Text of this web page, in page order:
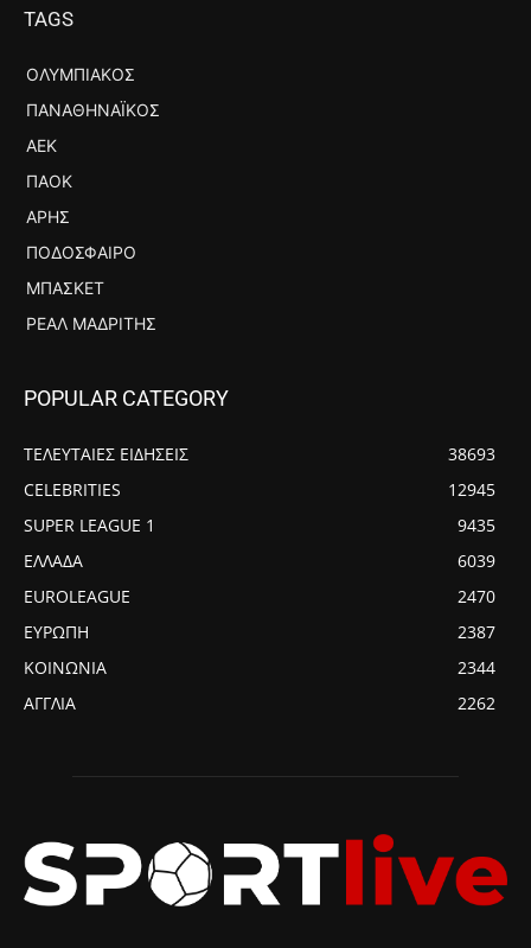
TAGS
ΟΛΥΜΠΙΑΚΌΣ
ΠΑΝΑΘΗΝΑΪΚΌΣ
ΑΕΚ
ΠΑΟΚ
ΆΡΗΣ
ΠΟΔΌΣΦΑΙΡΟ
ΜΠΆΣΚΕΤ
ΡΕΆΛ ΜΑΔΡΊΤΗΣ
POPULAR CATEGORY
ΤΕΛΕΥΤΑΙΕΣ ΕΙΔΗΣΕΙΣ
38693
CELEBRITIES
12945
SUPER LEAGUE 1
9435
ΕΛΛΑΔΑ
6039
EUROLEAGUE
2470
ΕΥΡΩΠΗ
2387
ΚΟΙΝΩΝΙΑ
2344
ΑΓΓΛΙΑ
2262